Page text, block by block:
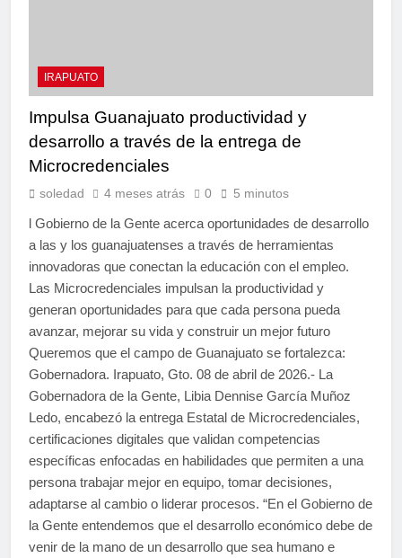
IRAPUATO
Impulsa Guanajuato productividad y
desarrollo a través de la entrega de
Microcredenciales
soledad 4 meses atrás 0 5 minutos
l Gobierno de la Gente acerca oportunidades de desarrollo
a las y los guanajuatenses a través de herramientas
innovadoras que conectan la educación con el empleo.
Las Microcredenciales impulsan la productividad y
generan oportunidades para que cada persona pueda
avanzar, mejorar su vida y construir un mejor futuro
Queremos que el campo de Guanajuato se fortalezca:
Gobernadora. Irapuato, Gto. 08 de abril de 2026.- La
Gobernadora de la Gente, Libia Dennise García Muñoz
Ledo, encabezó la entrega Estatal de Microcredenciales,
certificaciones digitales que validan competencias
específicas enfocadas en habilidades que permiten a una
persona trabajar mejor en equipo, tomar decisiones,
adaptarse al cambio o liderar procesos. “En el Gobierno de
la Gente entendemos que el desarrollo económico debe de
venir de la mano de un desarrollo que sea humano e